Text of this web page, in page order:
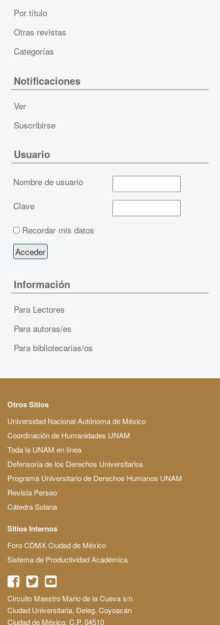
Por título
Otras revistas
Categorías
Notificaciones
Ver
Suscribirse
Usuario
Nombre de usuario
Clave
Recordar mis datos
Información
Para Lectores
Para autoras/es
Para bibliotecarias/os
Otros Sitios
Universidad Nacional Autónoma de México
Coordinación de Humanidades UNAM
Toda la UNAM en línea
Defensoría de los Derechos Universitarios
Programa Universitario de Derechos Humanos UNAM
Revista Perseo
Cátedra Solana
Sitios Internos
Foro CDMX Ciudad de México
Sistema de Productividad Académica
Circuito Maestro Mario de la Cueva s/n
Ciudad Universitaria, Deleg. Coyoacán
Ciudad de México, C.P. 04510